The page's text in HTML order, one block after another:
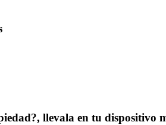
llevala en tu dispositivo